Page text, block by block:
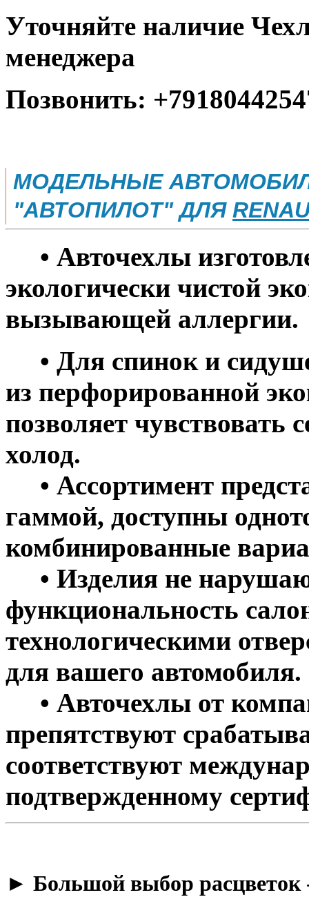
Уточняйте наличие
менеджера
Позвонить:
МОДЕЛЬНЫЕ
"АВТОПИЛОТ" ДЛЯ
• Авточехлы
экологически чистой
вызывающей аллергии.
• Для спинок и
из перфорированной
позволяет чувствовать
холод.
• Ассортимент
гаммой, доступны
комбинированные
• Изделия не
функциональность
технологическими
для вашего автомобиля.
• Авточехлы от
препятствуют
соответствуют
подтвержденному
​► Большой выбор